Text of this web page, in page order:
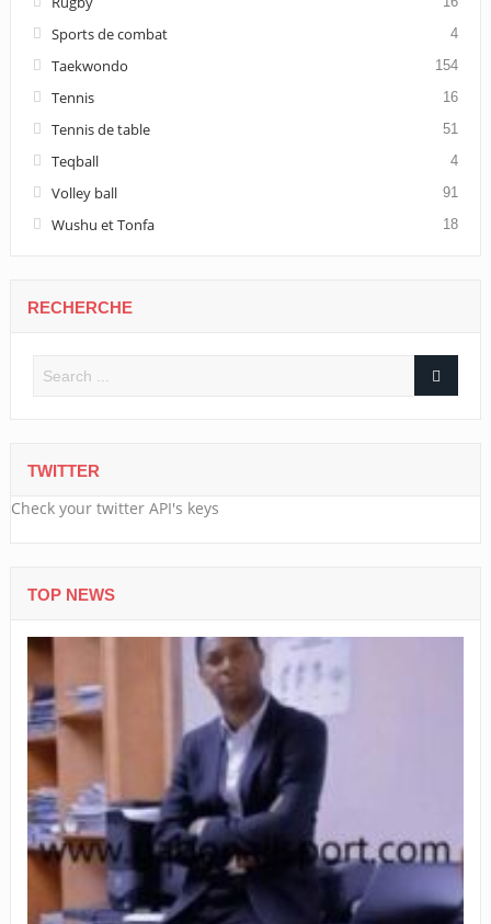
Sports de combat 4
Taekwondo 154
Tennis 16
Tennis de table 51
Teqball 4
Volley ball 91
Wushu et Tonfa 18
RECHERCHE
TWITTER
Check your twitter API's keys
TOP NEWS